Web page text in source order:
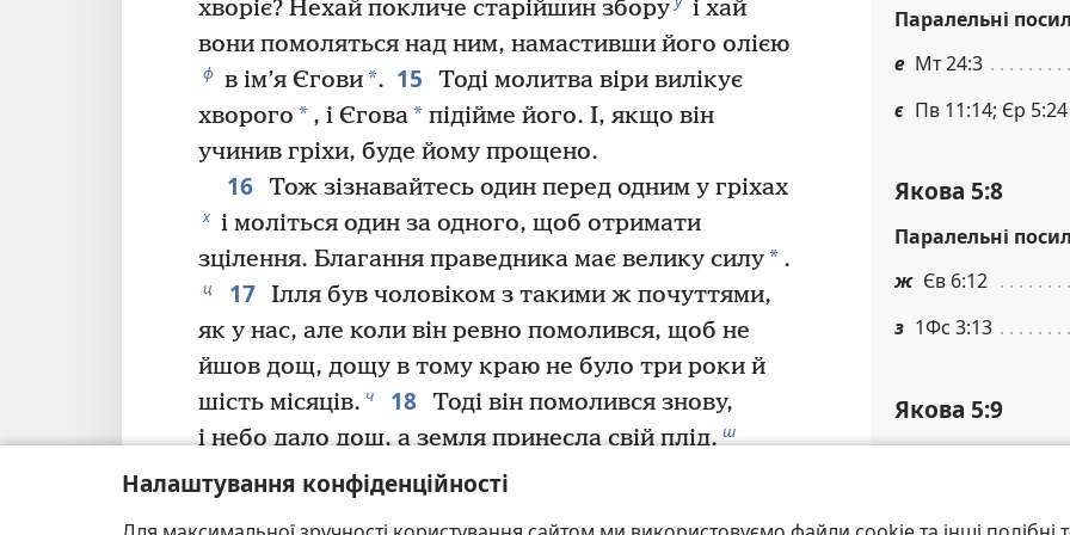
Налаштування конфіденційності
хворіє? Нехай покличе старійшин збору
і хай
вони помоляться над ним, намастивши його олією
ф в ім’я Єгови*. 15
Тоді молитва віри вилікує
хворого * , і Єгова* підійме його. І, якщо він
учинив гріхи, буде йому прощено.
16 Тож зізнавайтесь один перед одним у гріхах
х і моліться один за одного, щоб отримати
зцілення. Благання праведника має велику силу* .
ц 17 Ілля був чоловіком з такими ж почуттями,
як у нас, але коли він ревно помолився, щоб не
йшов дощ, дощу в тому краю не було три роки й
шість місяців. ч 18 Тоді він помолився знову,
і небо дало дощ, а земля принесла свій плід. ш
19 Брати мої, якщо когось із вас відвели від
Паралельні
е Мт 24:3
є Пв 11:14; Єр 5:24
Якова 5:8
Паралельні
ж Єв 6:12
з 1Фс 3:13
Якова 5:9